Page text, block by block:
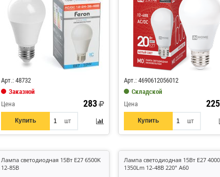
Код: 868711
Арт.: 48732
Заказной
Цена
283
Купить шт
Код: 841436
Арт.: 4690612056012
Складской
Цена
225
Купить шт
Лампа светодиодная 15Вт E27 6500K
12-85В
Лампа светодиодная 15Вт E27
1350Lm 12-48В 220° A60